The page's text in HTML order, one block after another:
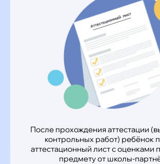
После прохождения аттестации
контрольных работ) ребёнок
аттестационный лист с оценками
предмету от школы-